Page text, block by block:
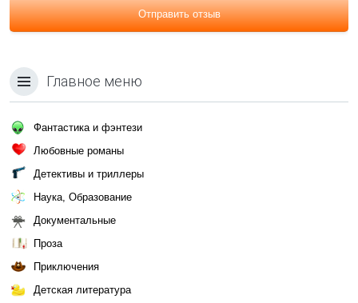
Отправить отзыв
Главное меню
Фантастика и фэнтези
Любовные романы
Детективы и триллеры
Наука, Образование
Документальные
Проза
Приключения
Детская литература